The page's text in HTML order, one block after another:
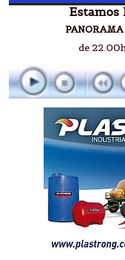
Estamos
de